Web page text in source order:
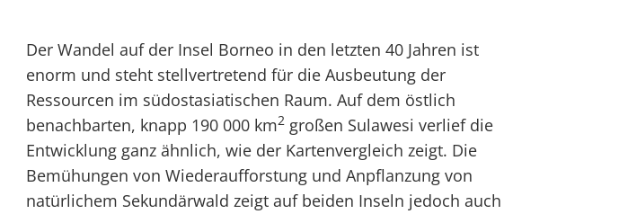
Der Wandel auf der Insel Borneo in den letzten 40 Jahren ist
enorm und steht stellvertretend für die Ausbeutung der
Ressourcen im südostasiatischen Raum. Auf dem östlich
benachbarten, knapp 190 000 km2 großen Sulawesi verlief die
Entwicklung ganz ähnlich, wie der Kartenvergleich zeigt. Die
Bemühungen von Wiederaufforstung und Anpflanzung von
natürlichem Sekundärwald zeigt auf beiden Inseln jedoch auch